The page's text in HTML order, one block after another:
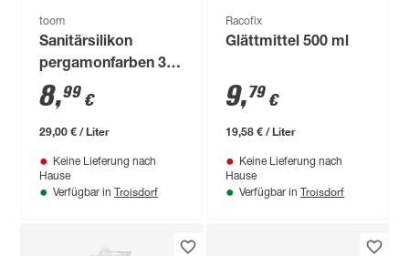
toom
Sanitärsilikon
pergamonfarben 310
ml
8,99 €
29,00 € / Liter
Keine Lieferung nach
Hause
Verfügbar in Troisdorf
Racofix
Glättmittel 500 ml
9,79 €
19,58 € / Liter
Keine Lieferung nach
Hause
Verfügbar in Troisdorf